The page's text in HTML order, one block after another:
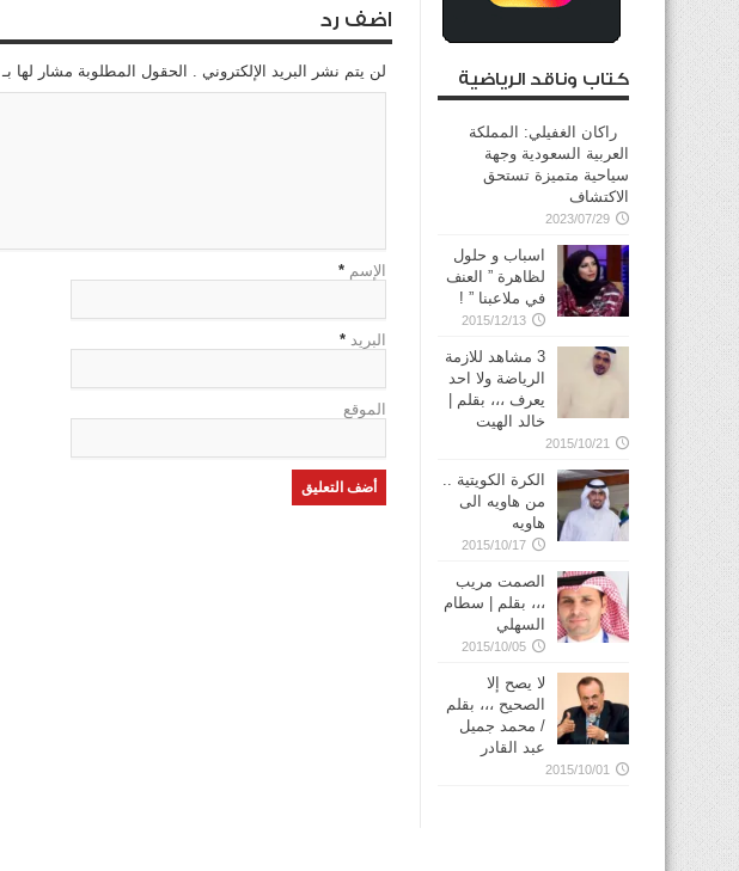
اضف رد
لن يتم نشر البريد الإلكتروني . الحقول المطلوبة مشار لها بـ
الإسم *
البريد *
الموقع
كتاب وناقد الرياضية
راكان الغفيلي: المملكة
العربية السعودية وجهة
سياحية متميزة تستحق
الاكتشاف
2023/07/29
اسباب و حلول
لظاهرة ” العنف
في ملاعبنا ” !
2015/12/13
3 مشاهد للازمة
الرياضة ولا احد
يعرف ،،، بقلم |
خالد الهيت
2015/10/21
الكرة الكويتية ..
من هاويه الى
هاويه
2015/10/17
الصمت مريب
،،، بقلم | سطام
السهلي
2015/10/05
لا يصح إلا
الصحيح ،،، بقلم
/ محمد جميل
عبد القادر
2015/10/01